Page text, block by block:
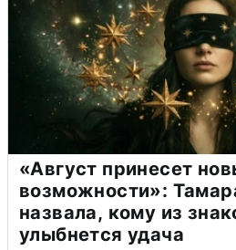
«Август принесет
возможности»:
назвала, кому из
улыбнется удача